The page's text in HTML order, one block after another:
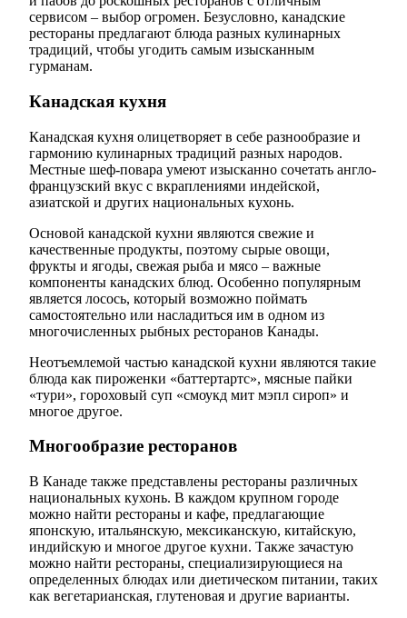
сервисом – выбор огромен. Безусловно, канадские
рестораны предлагают блюда разных кулинарных
традиций, чтобы угодить самым изысканным
гурманам.
Канадская кухня
Канадская кухня олицетворяет в себе разнообразие и
гармонию кулинарных традиций разных народов.
Местные шеф-повара умеют изысканно сочетать англо-
французский вкус с вкраплениями индейской,
азиатской и других национальных кухонь.
Основой канадской кухни являются свежие и
качественные продукты, поэтому сырые овощи,
фрукты и ягоды, свежая рыба и мясо – важные
компоненты канадских блюд. Особенно популярным
является лосось, который возможно поймать
самостоятельно или насладиться им в одном из
многочисленных рыбных ресторанов Канады.
Неотъемлемой частью канадской кухни являются такие
блюда как пироженки «баттертартс», мясные пайки
«тури», гороховый суп «смоукд мит мэпл сироп» и
многое другое.
Многообразие ресторанов
В Канаде также представлены рестораны различных
национальных кухонь. В каждом крупном городе
можно найти рестораны и кафе, предлагающие
японскую, итальянскую, мексиканскую, китайскую,
индийскую и многое другое кухни. Также зачастую
можно найти рестораны, специализирующиеся на
определенных блюдах или диетическом питании, таких
как вегетарианская, глутеновая и другие варианты.